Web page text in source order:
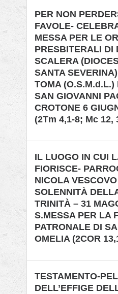
PER NON
FAVOLE-
MESSA PER LE
PRESBITERALI DI
SCALERA
SANTA
TOMA (O.S.M.d.L.)
SAN GIOVANNI
CROTONE 6
(2Tm 4,1-8; Mc 12,
IL LUOGO IN CUI
FIORISCE-
NICOLA
SOLENNITÀ
TRINITÀ – 31
S.MESSA PER LA
PATRONALE DI
OMELIA (2COR
TESTAMENTO-
DELL’EFFIGE